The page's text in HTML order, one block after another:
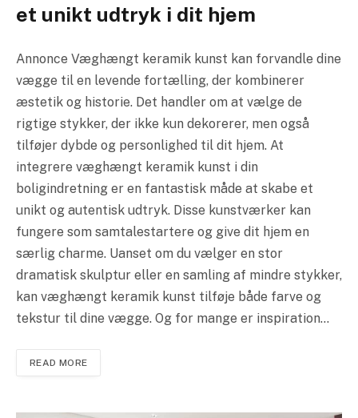
et unikt udtryk i dit hjem
Annonce Væghængt keramik kunst kan forvandle dine
vægge til en levende fortælling, der kombinerer
æstetik og historie. Det handler om at vælge de
rigtige stykker, der ikke kun dekorerer, men også
tilføjer dybde og personlighed til dit hjem. At
integrere væghængt keramik kunst i din
boligindretning er en fantastisk måde at skabe et
unikt og autentisk udtryk. Disse kunstværker kan
fungere som samtalestartere og give dit hjem en
særlig charme. Uanset om du vælger en stor
dramatisk skulptur eller en samling af mindre stykker,
kan væghængt keramik kunst tilføje både farve og
tekstur til dine vægge. Og for mange er inspiration…
READ MORE